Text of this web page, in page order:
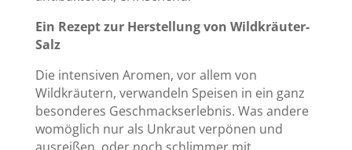
Ein Rezept zur Herstellung von Wildkräuter-
Salz
Die intensiven Aromen, vor allem von
Wildkräutern, verwandeln Speisen in ein ganz
besonderes Geschmackserlebnis. Was andere
womöglich nur als Unkraut verpönen und